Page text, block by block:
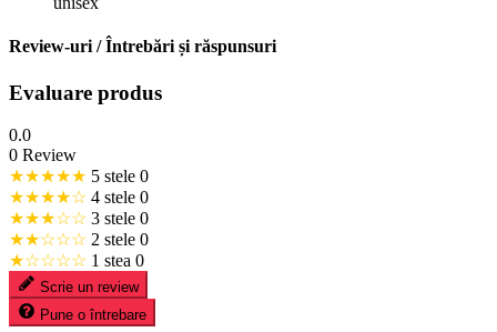
Review-uri / Întrebări și răspunsuri
Evaluare produs
0.0
0 Review
★★★★★ 5 stele 0
★★★★☆ 4 stele 0
★★★☆☆ 3 stele 0
★★☆☆☆ 2 stele 0
★☆☆☆☆ 1 stea 0
Scrie un review
Pune o întrebare